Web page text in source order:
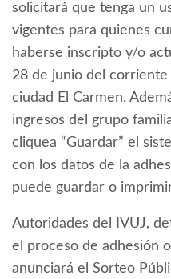
solicitará que tenga un
vigentes para quienes
haberse inscripto y/o
28 de junio del corriente
ciudad El Carmen.
ingresos del grupo
cliquea “Guardar” el
con los datos de la
puede guardar o
Autoridades del IVUJ,
el proceso de adhesión
anunciará el Sorteo